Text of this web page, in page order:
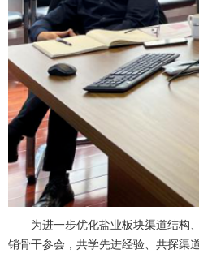
为进一步优化盐业板块渠道结构、
销骨干参会，共学先进经验、共探渠